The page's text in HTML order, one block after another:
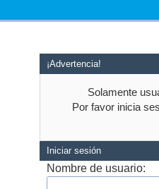
¡Advertencia!
Solamente
Por favor inicia
Iniciar sesión
Nombre de usuario: